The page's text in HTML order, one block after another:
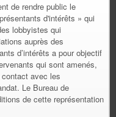
de rendre public le
d'intérêts » qui
lobbyistes qui
auprès des
d’intérêts a pour objectif
qui sont amenés,
contact avec les
Le Bureau de
de cette représentation